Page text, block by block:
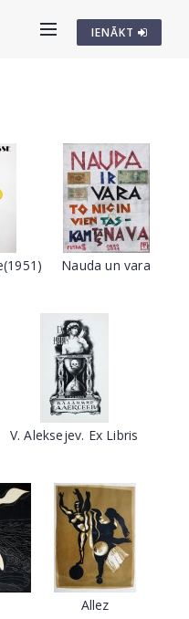
IENĀKT
Nauda un vara
V. Aleksejev. Ex Libris
Allez